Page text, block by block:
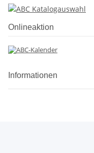
Onlineaktion
Informationen